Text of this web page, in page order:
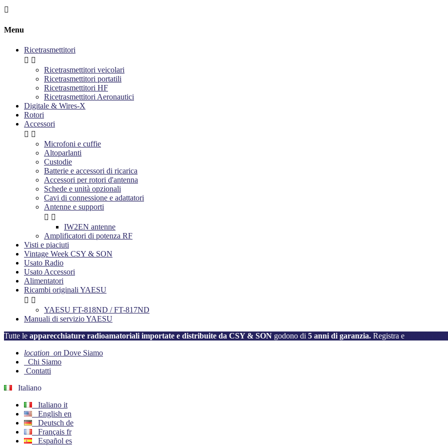

Menu
Ricetrasmettitori
 
Ricetrasmettitori veicolari
Ricetrasmettitori portatili
Ricetrasmettitori HF
Ricetrasmettitori Aeronautici
Digitale & Wires-X
Rotori
Accessori
 
Microfoni e cuffie
Altoparlanti
Custodie
Batterie e accessori di ricarica
Accessori per rotori d'antenna
Schede e unità opzionali
Cavi di connessione e adattatori
Antenne e supporti
 
IW2EN antenne
Amplificatori di potenza RF
Visti e piaciuti
Vintage Week CSY & SON
Usato Radio
Usato Accessori
Alimentatori
Ricambi originali YAESU
 
YAESU FT-818ND / FT-817ND
Manuali di servizio YAESU
Tutte le apparecchiature radioamatoriali importate e distribuite da CSY & SON godono di 5 anni di garanzia. Registra e
location_on Dove Siamo
Chi Siamo
Contatti
Italiano
Italiano it
English en
Deutsch de
Français fr
Español es